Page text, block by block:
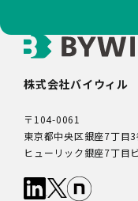
株式会社バイウィル
〒104-0061
東京都中央区銀座7丁目
ヒューリック銀座7丁目